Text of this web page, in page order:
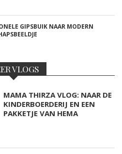
GIPSBUIK NAAR MODERN
VLOGS
MAMA THIRZA VLOG: NAAR DE
KINDERBOERDERIJ EN EEN
PAKKETJE VAN HEMA